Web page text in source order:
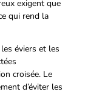
exigent que
qui rend la
éviers et les
croisée. Le
d’éviter les